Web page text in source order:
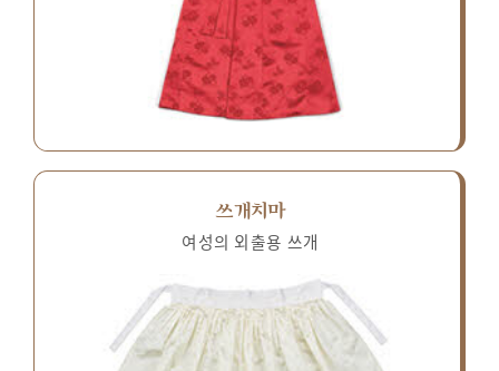
쓰개치마
여성의 외출용 쓰개